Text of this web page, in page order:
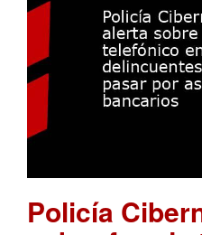
Policía